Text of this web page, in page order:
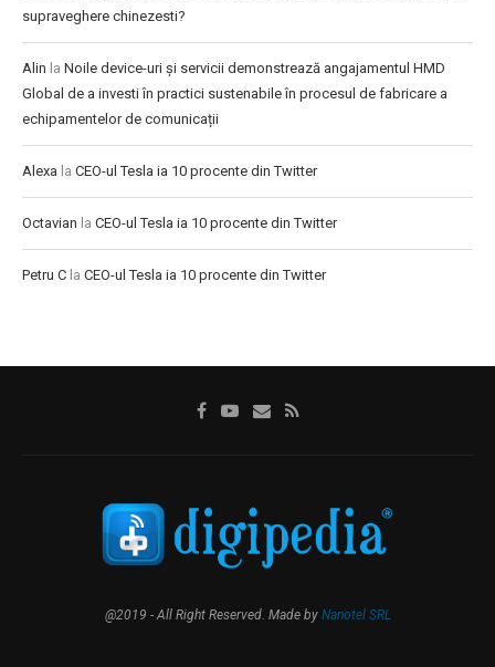
supraveghere chinezesti?
Alin la Noile device-uri și servicii demonstrează angajamentul HMD
Global de a investi în practici sustenabile în procesul de fabricare a
echipamentelor de comunicații
Alexa la CEO-ul Tesla ia 10 procente din Twitter
Octavian la CEO-ul Tesla ia 10 procente din Twitter
Petru C la CEO-ul Tesla ia 10 procente din Twitter
@2019 - All Right Reserved. Made by Nanotel SRL